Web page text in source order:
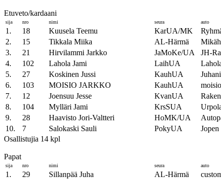
Etuveto/kardaani
sija nro nimi seura auto
1. 18 Kuusela Teemu KarUA/MK
2.
15 Tikkala Miika AL-Härmä
3.
21 Hirvilammi Jarkko JaMoKe/UA
JH-
4.
102 Lahola Jami LaihUA
5.
27 Koskinen Jussi KauhUA
6.
103 MOISIO JARKKO KauhUA
7.
12 Joensuu Jesse KvanUA
8.
104 Mylläri Jami KrsSUA
9.
28 Haavisto Jori-Valtteri HoMK/UA
10.
7 Salokaski Sauli PokyUA
Osallistujia 14 kpl
Papat
sija nro nimi seura auto
1. 29 Sillanpää Juha AL-Härmä